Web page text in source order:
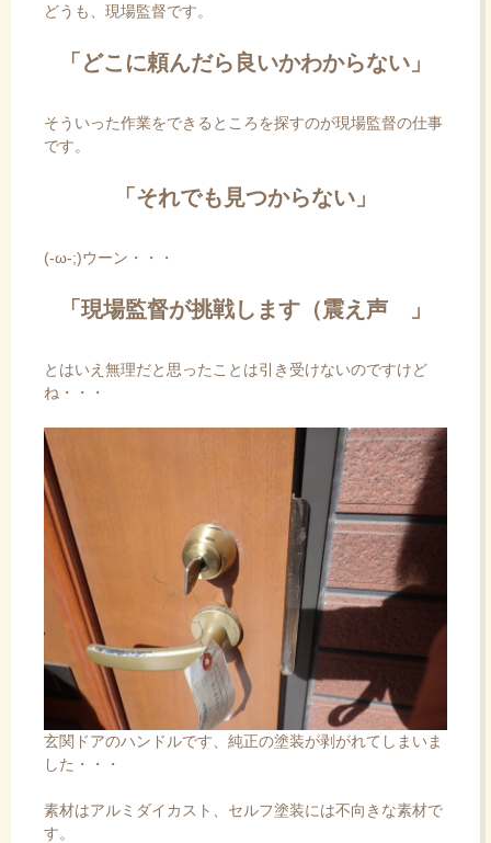
どうも、現場監督です。
「どこに頼んだら良いかわからない」
そういった作業をできるところを探すのが現場監督の仕事
です。
「それでも見つからない」
(-ω-;)ウーン・・・
「現場監督が挑戦します（震え声 」
とはいえ無理だと思ったことは引き受けないのですけど
ね・・・
玄関ドアのハンドルです、純正の塗装が剥がれてしまいま
した・・・
素材はアルミダイカスト、セルフ塗装には不向きな素材で
す。